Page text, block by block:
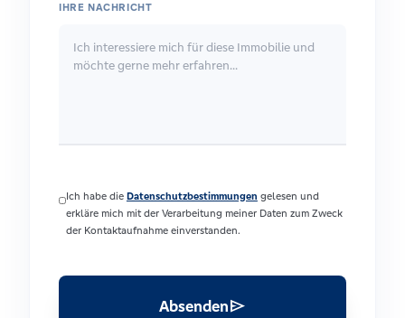
IHRE NACHRICHT
Ich habe die Datenschutzbestimmungen gelesen und
erkläre mich mit der Verarbeitung meiner Daten zum Zweck
der Kontaktaufnahme einverstanden.
Absendensend